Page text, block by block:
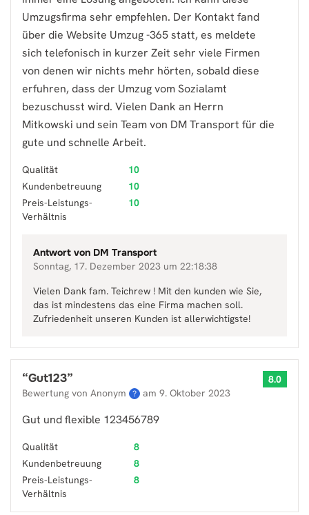
Umzugsfirma sehr empfehlen. Der Kontakt fand
über die Website Umzug -365 statt, es meldete
sich telefonisch in kurzer Zeit sehr viele Firmen
von denen wir nichts mehr hörten, sobald diese
erfuhren, dass der Umzug vom Sozialamt
bezuschusst wird. Vielen Dank an Herrn
Mitkowski und sein Team von DM Transport für die
gute und schnelle Arbeit.
Qualität
10
Kundenbetreuung
10
Preis-Leistungs-
Verhältnis
10
Antwort von DM Transport
Sonntag, 17. Dezember 2023 um 22:18:38
Vielen Dank fam. Teichrew ! Mit den kunden wie Sie,
das ist mindestens das eine Firma machen soll.
Zufriedenheit unseren Kunden ist allerwichtigste!
“Gut123”
Bewertung von Anonym ? am 9. Oktober 2023
8.0
Gut und flexible 123456789
Qualität
8
Kundenbetreuung
8
Preis-Leistungs-
Verhältnis
8